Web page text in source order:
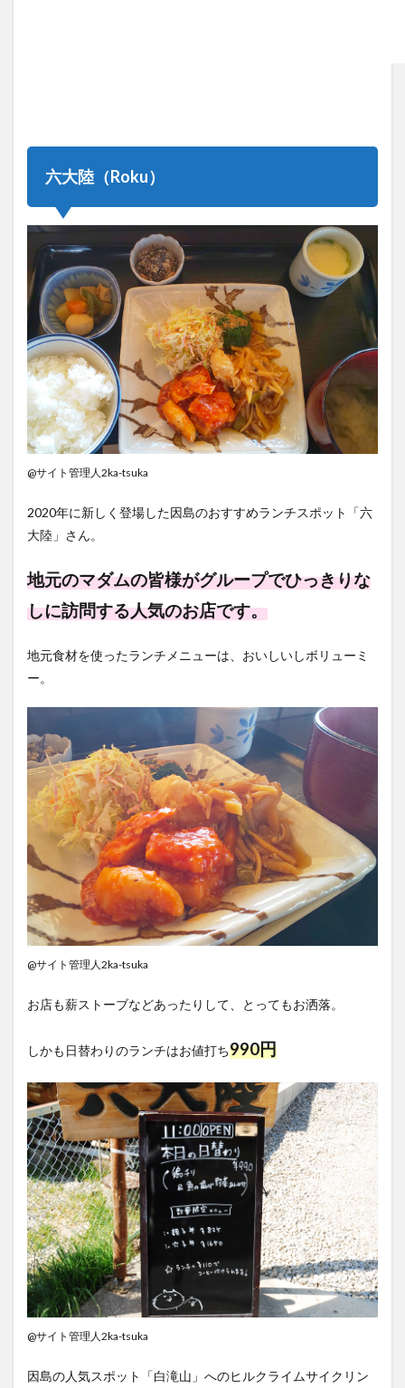
六大陸（Roku）
@サイト管理人2ka-tsuka
2020年に新しく登場した因島のおすすめランチスポット「六
大陸」さん。
地元のマダムの皆様がグループでひっきりな
しに訪問する人気のお店です。
地元食材を使ったランチメニューは、おいしいしボリューミ
ー。
@サイト管理人2ka-tsuka
お店も薪ストーブなどあったりして、とってもお洒落。
しかも日替わりのランチはお値打ち990円
@サイト管理人2ka-tsuka
因島の人気スポット「白滝山」へのヒルクライムサイクリン